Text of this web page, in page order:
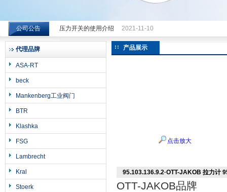
希而科工业控制设备（上海）有限公司
公司公告 压力开关的使用介绍 2021-11-10
代理品牌
ASA-RT
beck
Mankenberg工业阀门
BTR
Klashka
FSG
Lambrecht
Kral
Stoerk
产品展示
点击放大
95.103.136.9.2·OTT-JAKOB 拉力计
OTT-JAKOB品牌